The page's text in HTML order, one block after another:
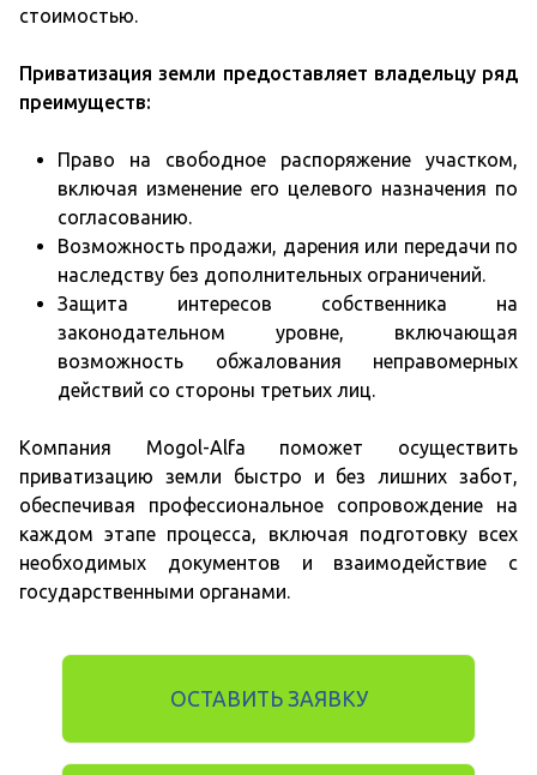
стоимостью.
Приватизация земли предоставляет владельцу ряд
преимуществ:
Право на свободное распоряжение участком,
включая изменение его целевого назначения по
согласованию.
Возможность продажи, дарения или передачи по
наследству без дополнительных ограничений.
Защита интересов собственника на
законодательном уровне, включающая
возможность обжалования неправомерных
действий со стороны третьих лиц.
Компания Mogol-Alfa поможет осуществить
приватизацию земли быстро и без лишних забот,
обеспечивая профессиональное сопровождение на
каждом этапе процесса, включая подготовку всех
необходимых документов и взаимодействие с
государственными органами.
ОСТАВИТЬ ЗАЯВКУ